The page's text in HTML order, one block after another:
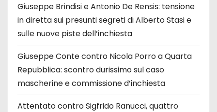
Giuseppe Brindisi e Antonio De Rensis: tensione
in diretta sui presunti segreti di Alberto Stasi e
sulle nuove piste dell’inchiesta
Giuseppe Conte contro Nicola Porro a Quarta
Repubblica: scontro durissimo sul caso
mascherine e commissione d’inchiesta
Attentato contro Sigfrido Ranucci, quattro